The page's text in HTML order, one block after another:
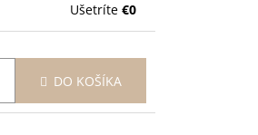
Ušetríte €0
DO KOŠÍKA